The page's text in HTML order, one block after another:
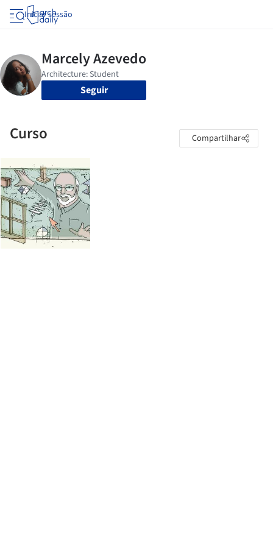
Iniciar sessão
Seguir
Curso Compartilhar